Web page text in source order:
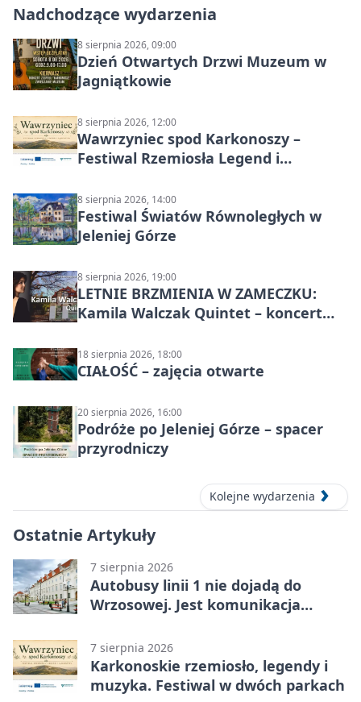
Nadchodzące wydarzenia
8 sierpnia 2026, 09:00
Dzień Otwartych Drzwi Muzeum w
Jagniątkowie
8 sierpnia 2026, 12:00
Wawrzyniec spod Karkonoszy –
Festiwal Rzemiosła Legend i
8 sierpnia 2026, 14:00
Festiwal Światów Równoległych w
Jeleniej Górze
8 sierpnia 2026, 19:00
LETNIE BRZMIENIA W ZAMECZKU:
Kamila Walczak Quintet – koncert
18 sierpnia 2026, 18:00
CIAŁOŚĆ – zajęcia otwarte
20 sierpnia 2026, 16:00
Podróże po Jeleniej Górze – spacer
przyrodniczy
Kolejne wydarzenia
Ostatnie Artykuły
7 sierpnia 2026
Autobusy linii 1 nie dojadą do
Wrzosowej. Jest komunikacja
7 sierpnia 2026
Karkonoskie rzemiosło, legendy i
muzyka. Festiwal w dwóch parkach